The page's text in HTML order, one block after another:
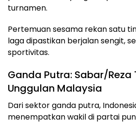
turnamen.
Pertemuan sesama rekan satu
laga dipastikan berjalan sengit,
sportivitas.
Ganda Putra: Sabar/Reza
Unggulan Malaysia
Dari sektor ganda putra,
menempatkan wakil di partai